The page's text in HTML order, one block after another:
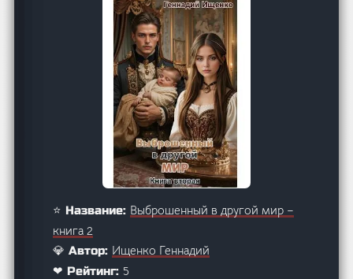
⭐ Название: Выброшенный в другой мир –
книга 2
💎 Автор: Ищенко Геннадий
❤ Рейтинг: 5